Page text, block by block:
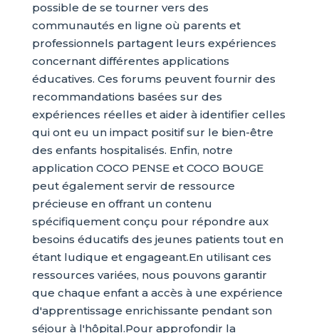
possible de se tourner vers des
communautés en ligne où parents et
professionnels partagent leurs expériences
concernant différentes applications
éducatives. Ces forums peuvent fournir des
recommandations basées sur des
expériences réelles et aider à identifier celles
qui ont eu un impact positif sur le bien-être
des enfants hospitalisés. Enfin, notre
application COCO PENSE et COCO BOUGE
peut également servir de ressource
précieuse en offrant un contenu
spécifiquement conçu pour répondre aux
besoins éducatifs des jeunes patients tout en
étant ludique et engageant.En utilisant ces
ressources variées, nous pouvons garantir
que chaque enfant a accès à une expérience
d'apprentissage enrichissante pendant son
séjour à l'hôpital.Pour approfondir la